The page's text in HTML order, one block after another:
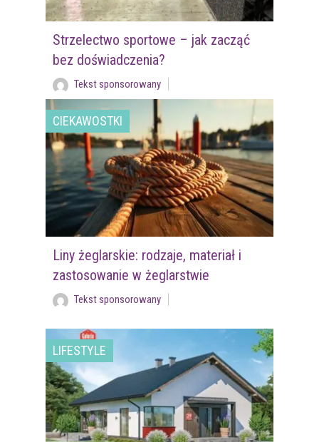
Strzelectwo sportowe – jak zacząć
bez doświadczenia?
Tekst sponsorowany
CIEKAWOSTKI
Liny żeglarskie: rodzaje, materiał i
zastosowanie w żeglarstwie
Tekst sponsorowany
LIFESTYLE